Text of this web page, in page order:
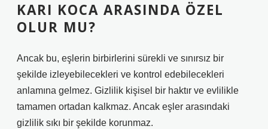
KARI KOCA ARASINDA ÖZEL
OLUR MU?
Ancak bu, eşlerin birbirlerini sürekli ve sınırsız bir
şekilde izleyebilecekleri ve kontrol edebilecekleri
anlamına gelmez. Gizlilik kişisel bir haktır ve evlilikle
tamamen ortadan kalkmaz. Ancak eşler arasındaki
gizlilik sıkı bir şekilde korunmaz.